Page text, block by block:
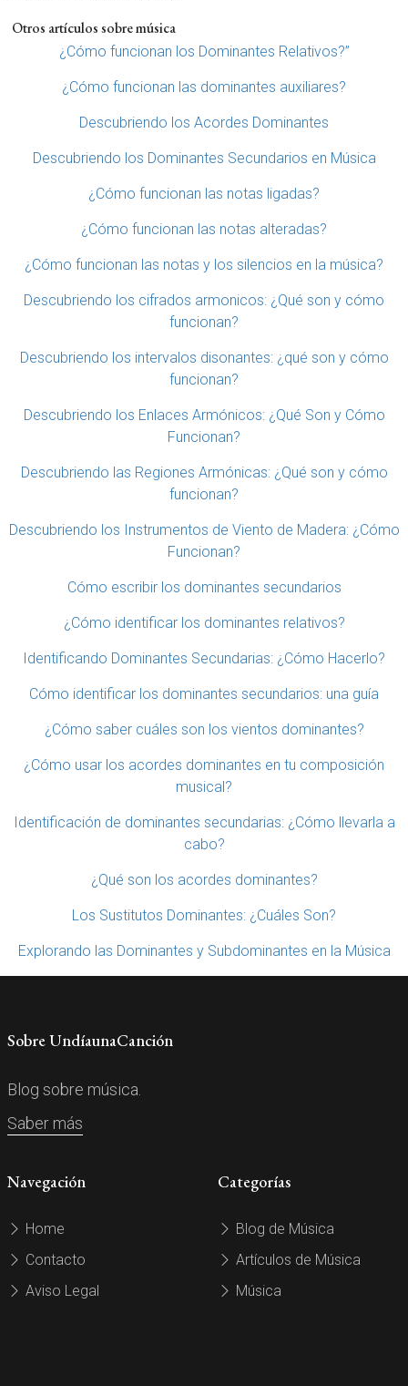
Otros artículos sobre música
¿Cómo funcionan los Dominantes Relativos?”
¿Cómo funcionan las dominantes auxiliares?
Descubriendo los Acordes Dominantes
Descubriendo los Dominantes Secundarios en Música
¿Cómo funcionan las notas ligadas?
¿Cómo funcionan las notas alteradas?
¿Cómo funcionan las notas y los silencios en la música?
Descubriendo los cifrados armonicos: ¿Qué son y cómo
funcionan?
Descubriendo los intervalos disonantes: ¿qué son y cómo
funcionan?
Descubriendo los Enlaces Armónicos: ¿Qué Son y Cómo
Funcionan?
Descubriendo las Regiones Armónicas: ¿Qué son y cómo
funcionan?
Descubriendo los Instrumentos de Viento de Madera: ¿Cómo
Funcionan?
Cómo escribir los dominantes secundarios
¿Cómo identificar los dominantes relativos?
Identificando Dominantes Secundarias: ¿Cómo Hacerlo?
Cómo identificar los dominantes secundarios: una guía
¿Cómo saber cuáles son los vientos dominantes?
¿Cómo usar los acordes dominantes en tu composición
musical?
Identificación de dominantes secundarias: ¿Cómo llevarla a
cabo?
¿Qué son los acordes dominantes?
Los Sustitutos Dominantes: ¿Cuáles Son?
Explorando las Dominantes y Subdominantes en la Música
Sobre UndíaunaCanción
Blog sobre música.
Saber más
Navegación
Home
Contacto
Aviso Legal
Categorías
Blog de Música
Artículos de Música
Música